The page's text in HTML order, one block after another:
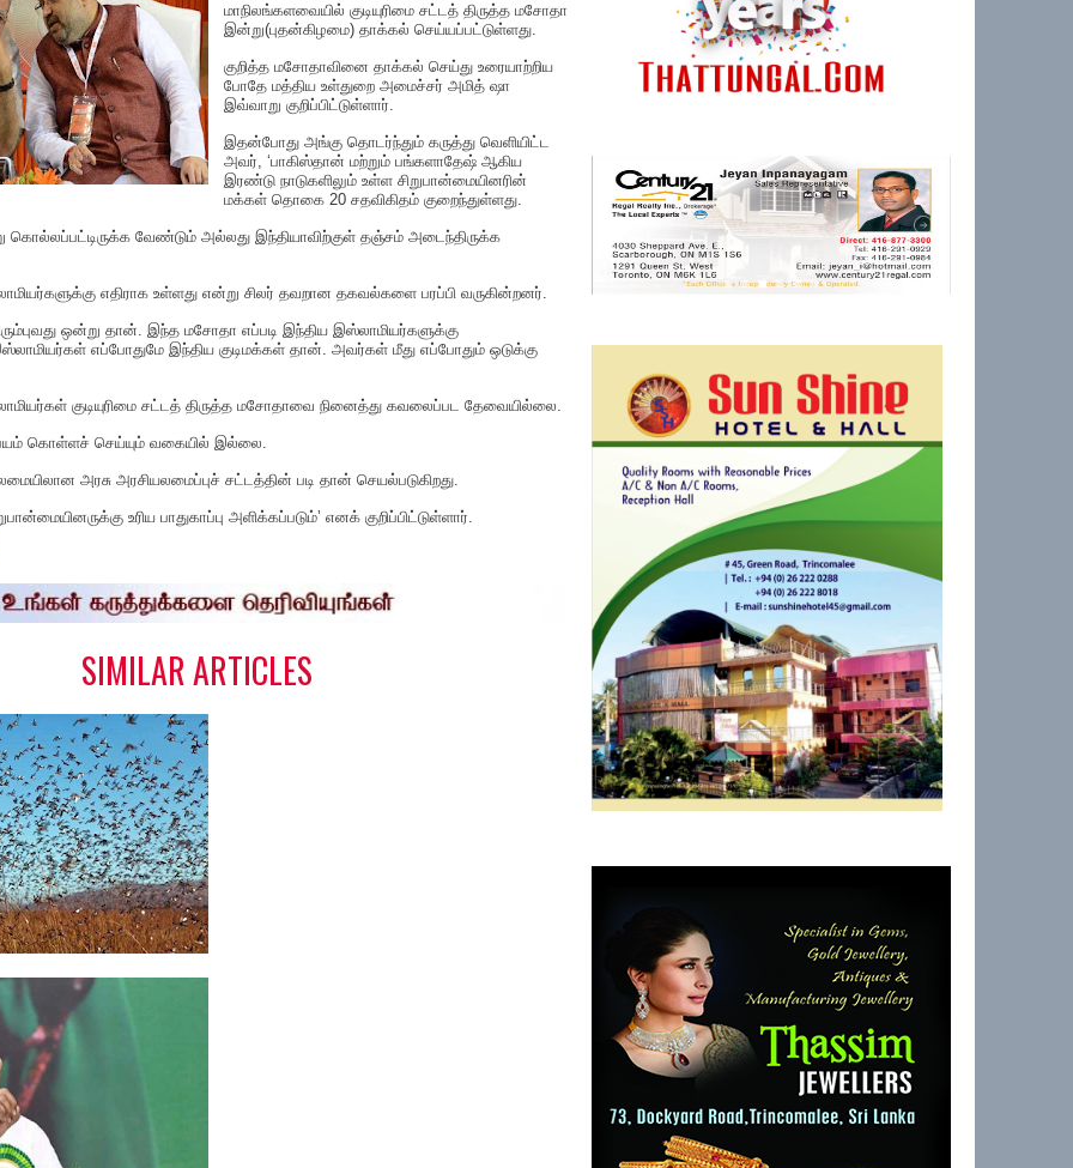
மாநிலங்களவையில் குடியுரிமை சட்டத் திருத்த மசோதா
இன்று(புதன்கிழமை) தாக்கல் செய்யப்பட்டுள்ளது.
குறித்த மசோதாவினை தாக்கல் செய்து உரையாற்றிய
போதே மத்திய உள்துறை அமைச்சர் அமித் ஷா
இவ்வாறு குறிப்பிட்டுள்ளார்.
இதன்போது அங்கு தொடர்ந்தும் கருத்து வெளியிட்ட
அவர், ‘பாகிஸ்தான் மற்றும் பங்களாதேஷ் ஆகிய
இரண்டு நாடுகளிலும் உள்ள சிறுபான்மையினரின்
மக்கள் தொகை 20 சதவிகிதம் குறைந்துள்ளது.
வேண்டும் அல்லது இந்தியாவிற்குள் தஞ்சம் அடைந்திருக்க
எதிராக உள்ளது என்று சிலர் தவறான தகவல்களை பரப்பி வருகின்றனர்.
ஒன்று தான். இந்த மசோதா எப்படி இந்திய இஸ்லாமியர்களுக்கு
எப்போதுமே இந்திய குடிமக்கள் தான். அவர்கள் மீது எப்போதும் ஒடுக்கு
குடியுரிமை சட்டத் திருத்த மசோதாவை நினைத்து கவலைப்பட தேவையில்லை.
கொள்ளச் செய்யும் வகையில் இல்லை.
அரசு அரசியலமைப்புச் சட்டத்தின் படி தான் செயல்படுகிறது.
உரிய பாதுகாப்பு அளிக்கப்படும்’ எனக் குறிப்பிட்டுள்ளார்.
SIMILAR ARTICLES